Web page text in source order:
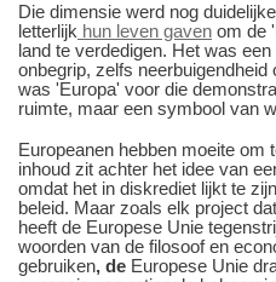
Die dimensie werd nog
letterlijk hun leven gaven om de
land te verdedigen. Het was
onbegrip, zelfs
was 'Europa' voor die
ruimte, maar een symbool van
Europeanen hebben moeite om
inhoud zit achter het idee van
omdat het in diskrediet lijkt te
beleid. Maar zoals elk project
heeft de Europese Unie
woorden van de filosoof en
gebruiken, de Europese Unie